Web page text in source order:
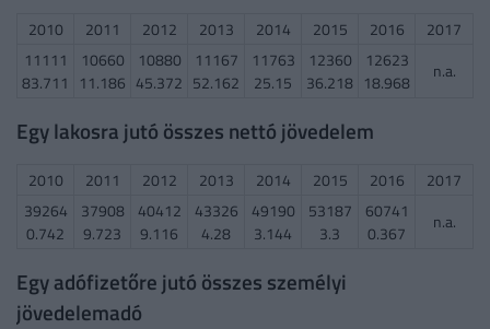
2010 2011 2012 2013 2014 2015 2016
2017
11111
83.711
10660
11.186
10880
45.372
11167
52.162
11763
25.15
12360
36.218
12623
18.968
n.a.
Egy lakosra jutó összes nettó jövedelem
2010 2011 2012 2013 2014 2015 2016
2017
39264
0.742
37908
9.723
40412
9.116
43326
4.28
49190
3.144
53187
3.3
60741
0.367
n.a.
Egy adófizetőre jutó összes személyi
jövedelemadó